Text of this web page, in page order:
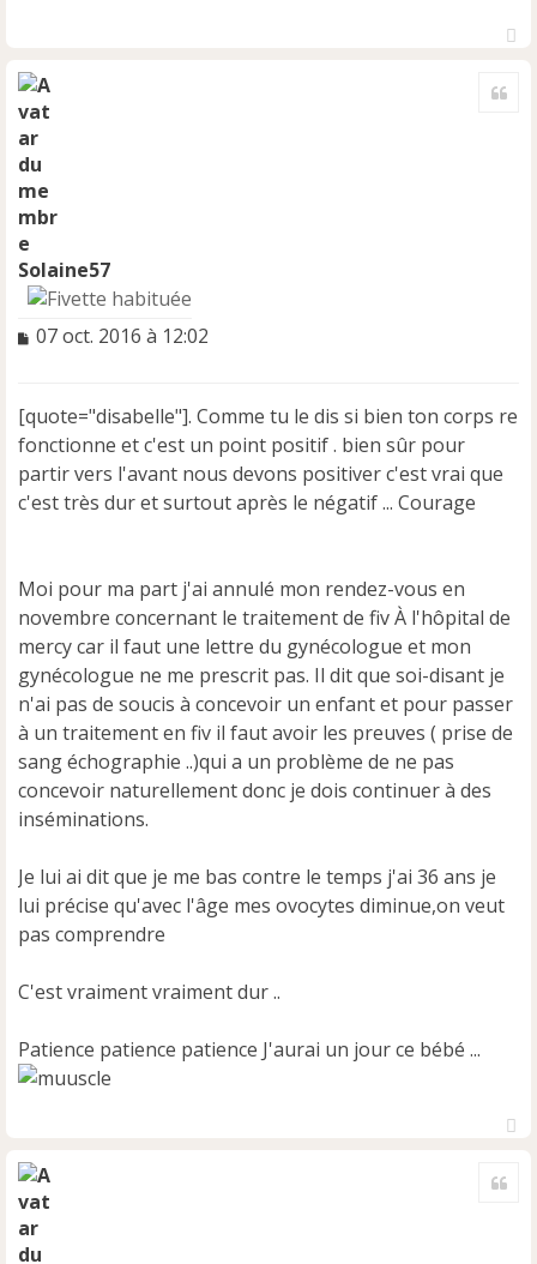
Solaine57
M
a
g
e
n
o
u
07 oct. 2016 à 12:02
[quote="disabelle"]. Comme tu le dis si bien ton corps re
fonctionne et c'est un point positif . bien sûr pour
partir vers l'avant nous devons positiver c'est vrai que
c'est très dur et surtout après le négatif ... Courage
Moi pour ma part j'ai annulé mon rendez-vous en
novembre concernant le traitement de fiv À l'hôpital de
mercy car il faut une lettre du gynécologue et mon
gynécologue ne me prescrit pas. Il dit que soi-disant je
n'ai pas de soucis à concevoir un enfant et pour passer
à un traitement en fiv il faut avoir les preuves ( prise de
sang échographie ..)qui a un problème de ne pas
concevoir naturellement donc je dois continuer à des
inséminations.
Je lui ai dit que je me bas contre le temps j'ai 36 ans je
lui précise qu'avec l'âge mes ovocytes diminue,on veut
pas comprendre
C'est vraiment vraiment dur ..
Patience patience patience J'aurai un jour ce bébé ...